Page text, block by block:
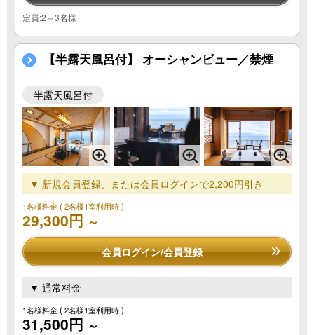
定員:2～3名様
【半露天風呂付】 オーシャンビュー／禁煙
半露天風呂付
▼ 新規会員登録、または会員ログインで2,200円引き
1名様料金( 2名様1室利用時 )
29,300円 ～
会員ログイン/会員登録
▼ 通常料金
1名様料金( 2名様1室利用時 )
31,500円 ～